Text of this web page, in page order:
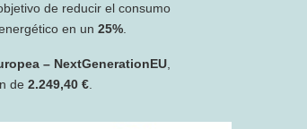
de reducir el consumo
en un 25%.
– NextGenerationEU,
de 2.249,40 €.